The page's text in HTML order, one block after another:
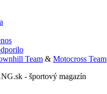
Team & Motocross Team
- športový magazín